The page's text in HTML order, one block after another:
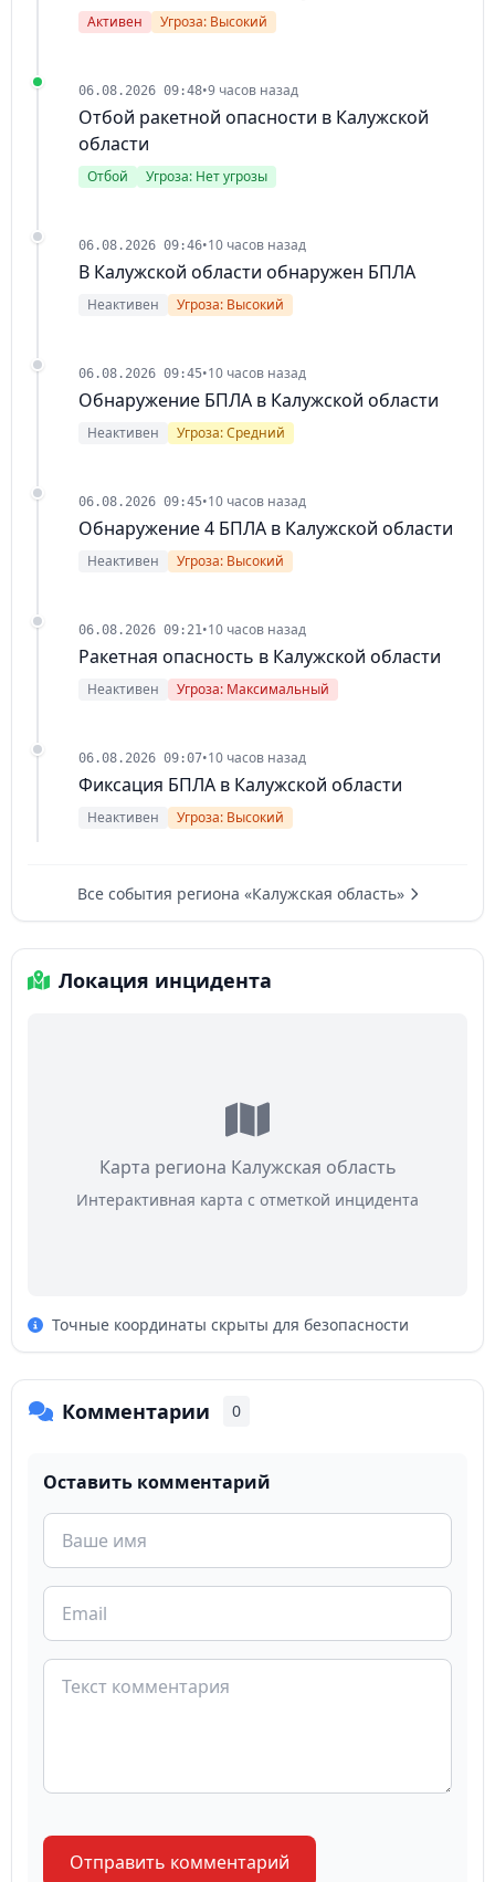
Активен Угроза: Высокий
06.08.2026 09:48•9 часов назад
Отбой ракетной опасности в Калужской
области
Отбой Угроза: Нет угрозы
06.08.2026 09:46•10 часов назад
В Калужской области обнаружен БПЛА
Неактивен Угроза: Высокий
06.08.2026 09:45•10 часов назад
Обнаружение БПЛА в Калужской области
Неактивен Угроза: Средний
06.08.2026 09:45•10 часов назад
Обнаружение 4 БПЛА в Калужской области
Неактивен Угроза: Высокий
06.08.2026 09:21•10 часов назад
Ракетная опасность в Калужской области
Неактивен Угроза: Максимальный
06.08.2026 09:07•10 часов назад
Фиксация БПЛА в Калужской области
Неактивен Угроза: Высокий
Все события региона «Калужская область»
Локация инцидента
Карта региона Калужская область
Интерактивная карта с отметкой инцидента
Точные координаты скрыты для безопасности
Комментарии 0
Оставить комментарий
Отправить комментарий